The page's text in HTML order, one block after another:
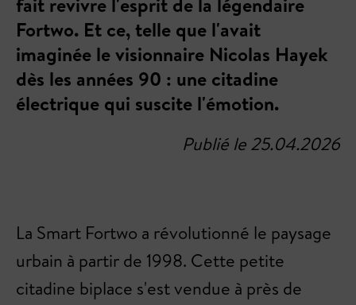
Fortwo. Et ce, telle que l'avait
imaginée le visionnaire Nicolas Hayek
dès les années 90 : une citadine
électrique qui suscite l'émotion.
Publié le 25.04.2026
La Smart Fortwo a révolutionné le paysage
urbain à partir de 1998. Cette petite
citadine biplace s'est vendue à près de